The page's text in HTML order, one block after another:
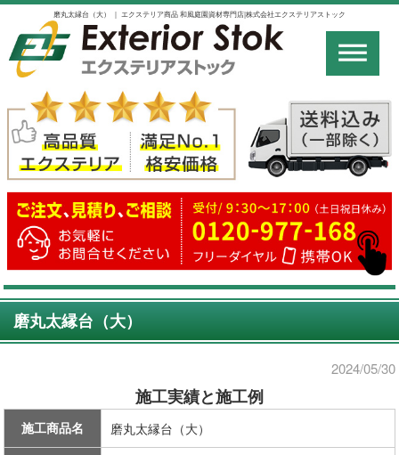
磨丸太縁台（大） ｜ エクステリア商品 和風庭園資材専門店|株式会社エクステリアストック
磨丸太縁台（大）
2024/05/30
施工実績と施工例
施工商品名 磨丸太縁台（大）